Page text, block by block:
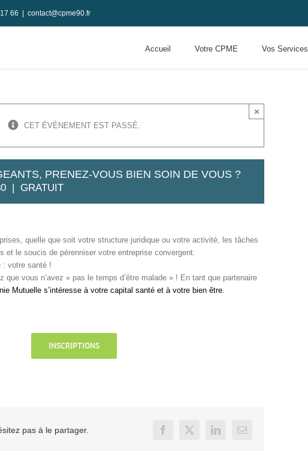
66 contact@cpme90.fr
Accueil Votre CPME Vos Services
CET ÉVÈNEMENT EST PASSÉ.
×
PRENEZ-VOUS BIEN SOIN DE VOUS ?
| GRATUIT
quelle que soit votre structure juridique ou votre activité, les tâches
et le soucis de pérenniser votre entreprise convergent.
: votre santé !
que vous n’avez « pas le temps d’être malade » ! En tant que partenaire
Mutuelle s’intéresse à votre capital santé et à votre bien être.
INSCRIPTIONS
pas à le partager. Facebook
X LinkedInEmail